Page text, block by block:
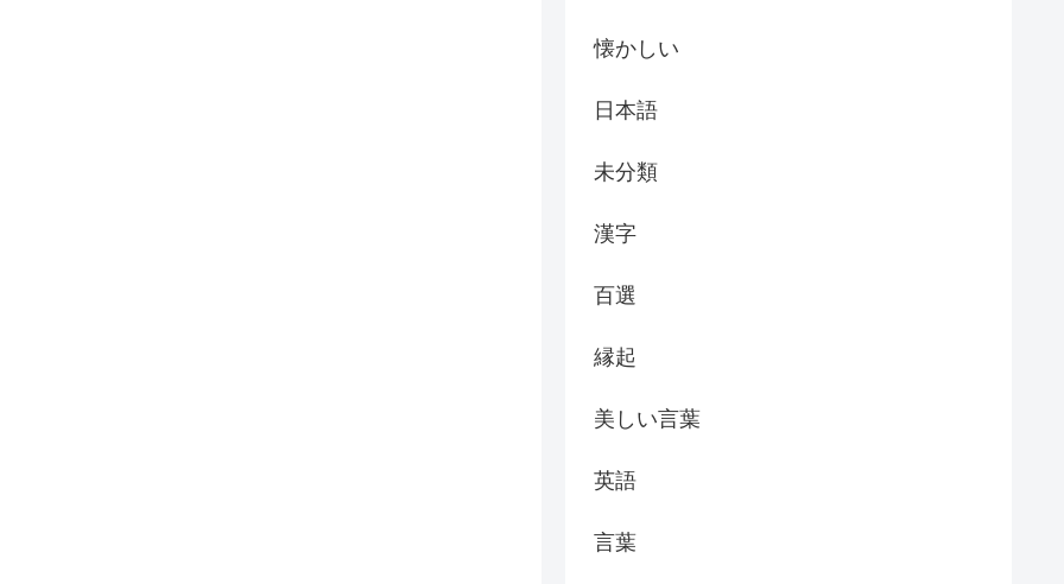
懐かしい
日本語
未分類
漢字
百選
縁起
美しい言葉
英語
言葉